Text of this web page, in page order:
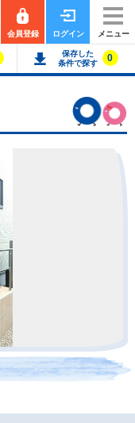
会員登録 ログイン メニュー
保存した
条件で探す
0